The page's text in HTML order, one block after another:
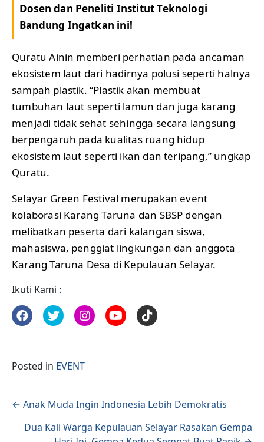
Dosen dan Peneliti Institut Teknologi
Bandung Ingatkan ini!
Quratu Ainin memberi perhatian pada ancaman
ekosistem laut dari hadirnya polusi seperti halnya
sampah plastik. “Plastik akan membuat
tumbuhan laut seperti lamun dan juga karang
menjadi tidak sehat sehingga secara langsung
berpengaruh pada kualitas ruang hidup
ekosistem laut seperti ikan dan teripang,” ungkap
Quratu.
Selayar Green Festival merupakan event
kolaborasi Karang Taruna dan SBSP dengan
melibatkan peserta dari kalangan siswa,
mahasiswa, penggiat lingkungan dan anggota
Karang Taruna Desa di Kepulauan Selayar.
Ikuti Kami :
Posted in EVENT
Posts navigation
← Anak Muda Ingin Indonesia Lebih Demokratis
Dua Kali Warga Kepulauan Selayar Rasakan Gempa